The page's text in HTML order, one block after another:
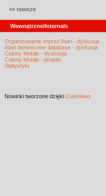
«« nowsze
Wewnętrzne/Internals
Organizowanie imprez Atari - dyskusja
Atari demoscene database - dyskusja
Colony Mobile - dyskusja
Colony Mobile - projekt
Statystyki
Nowinki tworzone dzięki CuteNews